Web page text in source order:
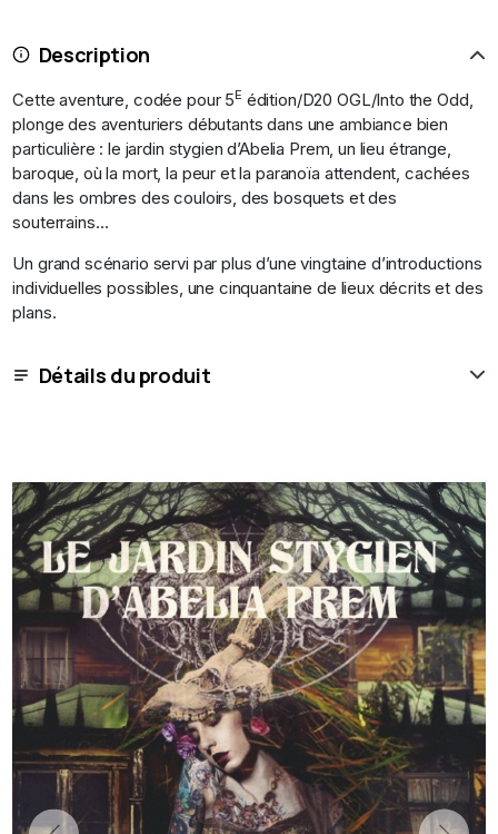
Description
Cette aventure, codée pour 5E édition/D20 OGL/Into the Odd,
plonge des aventuriers débutants dans une ambiance bien
particulière : le jardin stygien d’Abelia Prem, un lieu étrange,
baroque, où la mort, la peur et la paranoïa attendent, cachées
dans les ombres des couloirs, des bosquets et des
souterrains…
Un grand scénario servi par plus d’une vingtaine d’introductions
individuelles possibles, une cinquantaine de lieux décrits et des
plans.
Détails du produit